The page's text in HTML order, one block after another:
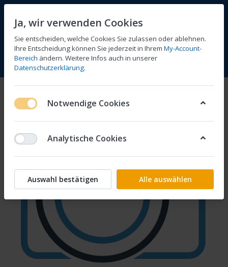
Menü Anmelden Vergleichen Wunschliste
Ja, wir verwenden Cookies
Sie entscheiden, welche Cookies Sie zulassen oder ablehnen.
Ihre Entscheidung können Sie jederzeit in Ihrem My-Account-
Bereich ändern. Weitere Infos auch in unserer
Datenschutzerklärung.
Notwendige Cookies
Analytische Cookies
Auswahl bestätigen Alle auswählen